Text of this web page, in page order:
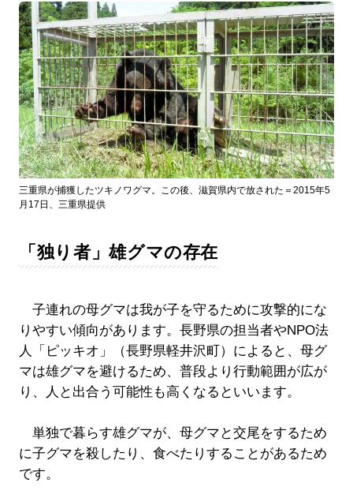
三重県が捕獲したツキノワグマ。この後、滋賀県内で放された＝2015年5
月17日、三重県提供
「独り者」雄グマの存在
子連れの母グマは我が子を守るために攻撃的にな
りやすい傾向があります。長野県の担当者やNPO法
人「ピッキオ」（長野県軽井沢町）によると、母グ
マは雄グマを避けるため、普段より行動範囲が広が
り、人と出合う可能性も高くなるといいます。
単独で暮らす雄グマが、母グマと交尾をするため
に子グマを殺したり、食べたりすることがあるため
です。